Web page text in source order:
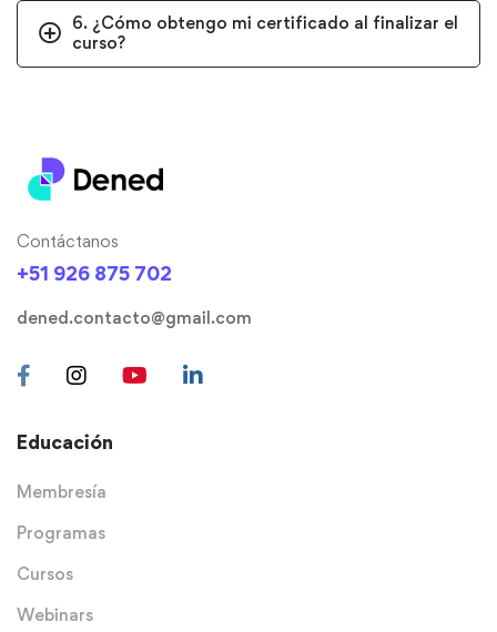
6. ¿Cómo obtengo mi certificado al finalizar el
curso?
Contáctanos
+51 926 875 702
dened.contacto@gmail.com
Educación
Membresía
Programas
Cursos
Webinars